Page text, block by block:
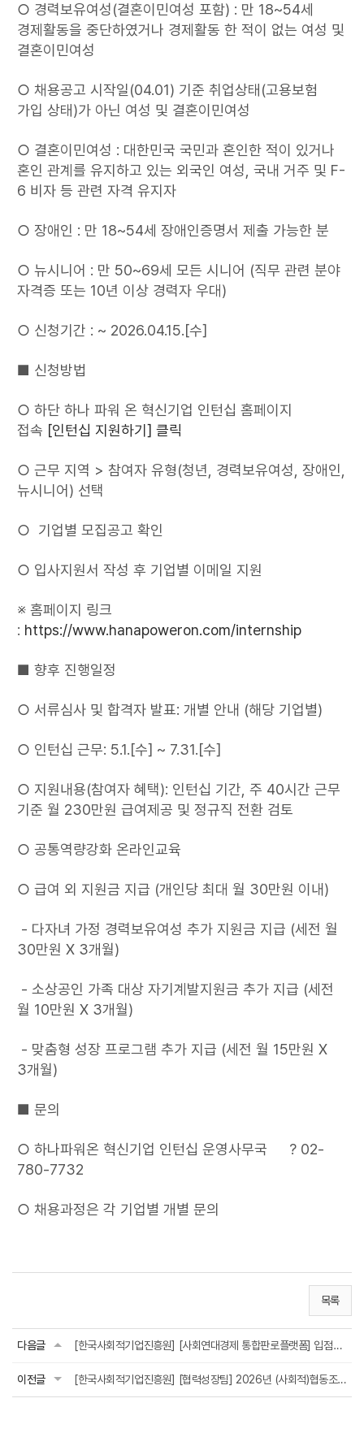
○ 경력보유여성(결혼이민여성 포함) : 만 18~54세
경제활동을 중단하였거나 경제활동 한 적이 없는 여성 및
결혼이민여성
○ 채용공고 시작일(04.01) 기준 취업상태(고용보험
가입 상태)가 아닌 여성 및 결혼이민여성
○ 결혼이민여성 : 대한민국 국민과 혼인한 적이 있거나
혼인 관계를 유지하고 있는 외국인 여성, 국내 거주 및 F-
6 비자 등 관련 자격 유지자
○ 장애인 : 만 18~54세 장애인증명서 제출 가능한 분
○ 뉴시니어 : 만 50~69세 모든 시니어 (직무 관련 분야
자격증 또는 10년 이상 경력자 우대)
○ 신청기간 : ~ 2026.04.15.[수]
■ 신청방법
○ 하단 하나 파워 온 혁신기업 인턴십 홈페이지
접속 [인턴십 지원하기] 클릭
○ 근무 지역 > 참여자 유형(청년, 경력보유여성, 장애인,
뉴시니어) 선택
○ 기업별 모집공고 확인
○ 입사지원서 작성 후 기업별 이메일 지원
※ 홈페이지 링크
: https://www.hanapoweron.com/internship
■ 향후 진행일정
○ 서류심사 및 합격자 발표: 개별 안내 (해당 기업별)
○ 인턴십 근무: 5.1.[수] ~ 7.31.[수]
○ 지원내용(참여자 혜택): 인턴십 기간, 주 40시간 근무
기준 월 230만원 급여제공 및 정규직 전환 검토
○ 공통역량강화 온라인교육
○ 급여 외 지원금 지급 (개인당 최대 월 30만원 이내)
- 다자녀 가정 경력보유여성 추가 지원금 지급 (세전 월
30만원 X 3개월)
- 소상공인 가족 대상 자기계발지원금 추가 지급 (세전
월 10만원 X 3개월)
- 맞춤형 성장 프로그램 추가 지급 (세전 월 15만원 X
3개월)
■ 문의
○ 하나파워온 혁신기업 인턴십 운영사무국 ☎? 02-
780-7732
○ 채용과정은 각 기업별 개별 문의
목록
다음글 [한국사회적기업진흥원] [사회연대경제 통합판로플랫폼] 입점사 모집
이전글 [한국사회적기업진흥원] [협력성장팀] 2026년 (사회적)협동조합 유통채널 진출 지원사업 운영기...